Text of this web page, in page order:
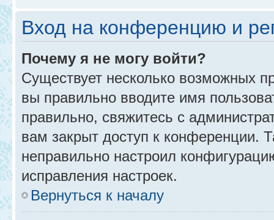
Вход на конференцию и
Почему я не могу войти?
Существует несколько возможных
вы правильно вводите имя
правильно, свяжитесь с
вам закрыт доступ к конференции.
неправильно настроил
исправления настроек.
Вернуться к началу